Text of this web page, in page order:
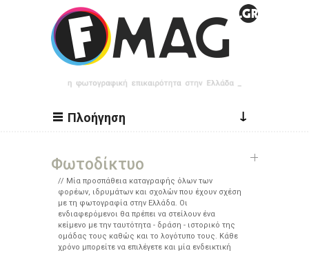
Παράκαμψη προς το κυρίως περιεχόμενο
Πλοήγηση ↓
Φωτοδίκτυο
Μία προσπάθεια καταγραφής όλων των
φορέων, ιδρυμάτων και σχολών που έχουν σχέση
με τη φωτογραφία στην Ελλάδα. Οι
ενδιαφερόμενοι θα πρέπει να στείλουν ένα
κείμενο με την ταυτότητα - δράση - ιστορικό της
ομάδας τους καθώς και το λογότυπο τους. Κάθε
χρόνο μπορείτε να επιλέγετε και μία ενδεικτική